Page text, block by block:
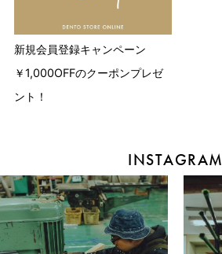
新規会員登録キャンペーン
￥1,000OFFのクーポンプレゼ
ント！
INSTAGRAM